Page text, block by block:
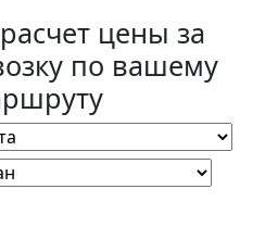
цены за
по вашему